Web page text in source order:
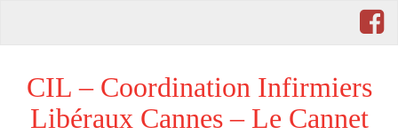
CIL – Coordination Infirmiers
Libéraux Cannes – Le Cannet